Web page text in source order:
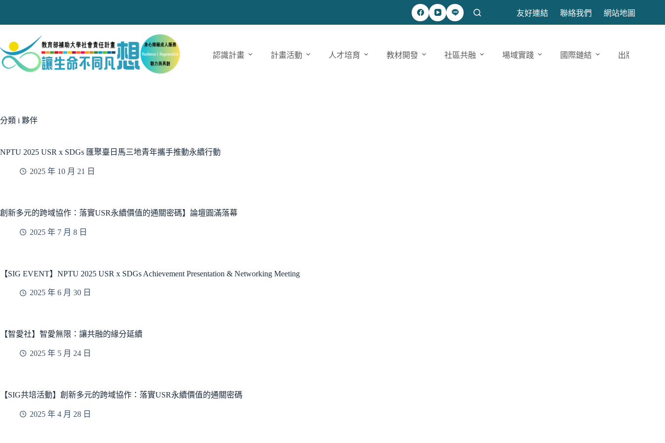
內
容
友好連結 聯絡我們 網站地圖
認識計畫 計畫活動 人才培育 教材開發 社區共融 場域實踐 國際鏈結 出版發表
分類 i 夥伴
NPTU 2025 USR x SDGs 匯聚臺日馬三地青年攜手推動永續行動
2025 年 10 月 21 日
創新多元的跨域協作：落實USR永續價值的通關密碼】論壇圓滿落幕
2025 年 7 月 8 日
【SIG EVENT】NPTU 2025 USR x SDGs Achievement Presentation & Networking Meeting
2025 年 6 月 30 日
【智愛社】智愛無限：讓共融的緣分延續
2025 年 5 月 24 日
【SIG共培活動】創新多元的跨域協作：落實USR永續價值的通關密碼
2025 年 4 月 28 日